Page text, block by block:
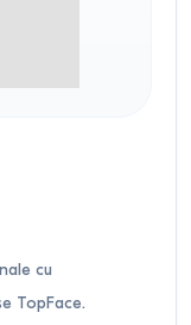
cu
TopFace.